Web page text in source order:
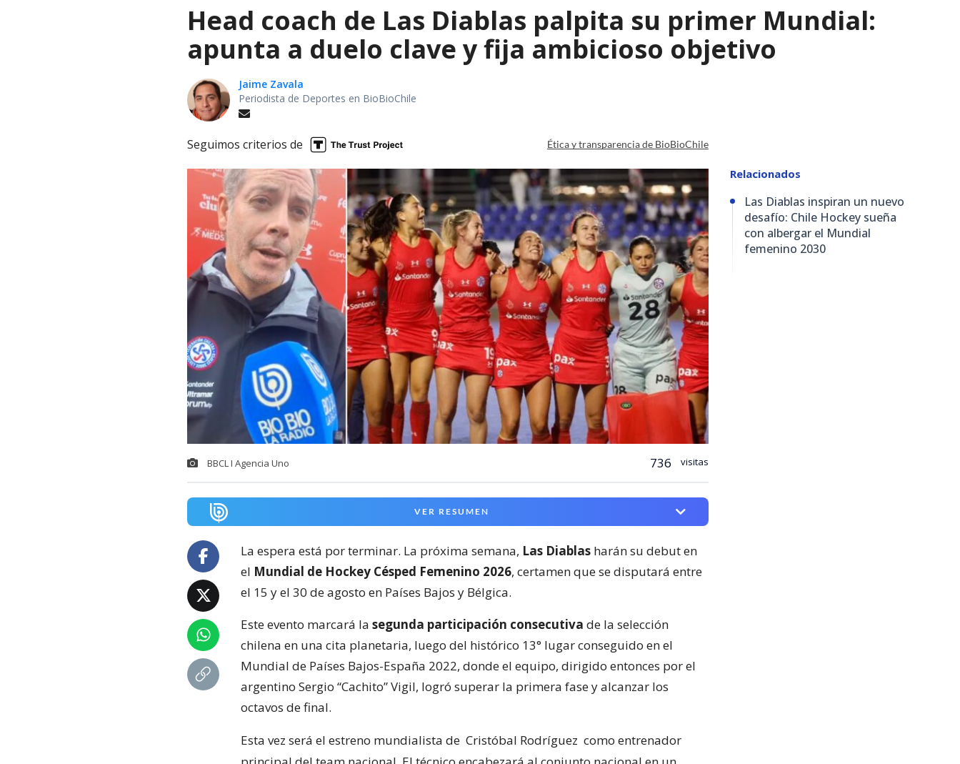
Head coach de Las Diablas palpita su primer Mundial:
apunta a duelo clave y fija ambicioso objetivo
Jaime Zavala
Periodista de Deportes en BioBioChile
Seguimos criterios de Ética y transparencia de BioBioChile
BBCL I Agencia Uno 736 visitas
VER RESUMEN
La espera está por terminar. La próxima semana, Las Diablas harán su debut en
el Mundial de Hockey Césped Femenino 2026, certamen que se disputará entre
el 15 y el 30 de agosto en Países Bajos y Bélgica.
Este evento marcará la segunda participación consecutiva de la selección
chilena en una cita planetaria, luego del histórico 13° lugar conseguido en el
Mundial de Países Bajos-España 2022, donde el equipo, dirigido entonces por el
argentino Sergio “Cachito” Vigil, logró superar la primera fase y alcanzar los
octavos de final.
Esta vez será el estreno mundialista de Cristóbal Rodríguez como entrenador
Relacionados
Las Diablas inspiran un nuevo
desafío: Chile Hockey sueña
con albergar el Mundial
femenino 2030